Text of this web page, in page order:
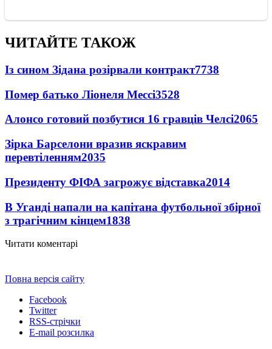
ЧИТАЙТЕ ТАКОЖ
Із сином Зідана розірвали контракт7738
Помер батько Ліонеля Мессі3528
Алонсо готовий позбутися 16 гравців Челсі2065
Зірка Барселони вразив яскравим
перевтіленням2035
Президенту ФІФА загрожує відставка2014
В Уганді напали на капітана футбольної збірної
з трагічним кінцем1838
Читати коментарі
Повна версія сайту
Facebook
Twitter
RSS-стрічки
E-mail розсилка